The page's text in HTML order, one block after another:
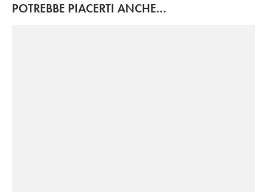
POTREBBE PIACERTI ANCHE…